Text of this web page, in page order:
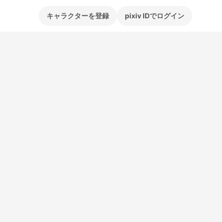
キャラクターを登録 pixiv IDでログイン